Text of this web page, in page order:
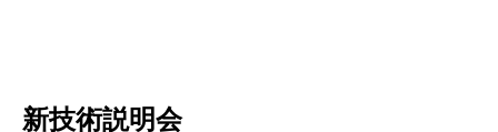
新技術説明会